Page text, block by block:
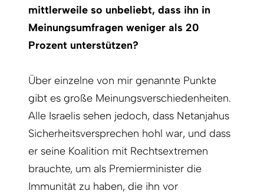
mittlerweile so unbeliebt, dass ihn in
Meinungsumfragen weniger als 20
Prozent unterstützen?
Über einzelne von mir genannte Punkte
gibt es große Meinungsverschiedenheiten.
Alle Israelis sehen jedoch, dass Netanjahus
Sicherheitsversprechen hohl war, und dass
er seine Koalition mit Rechtsextremen
brauchte, um als Premierminister die
Immunität zu haben, die ihn vor